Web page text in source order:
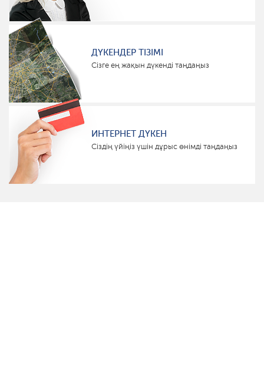
ДҮКЕНДЕР ТІЗІМІ
Сізге ең жақын дүкенді таңдаңыз
ИНТЕРНЕТ ДҮКЕН
Сіздің үйіңіз үшін дұрыс өнімді таңдаңыз